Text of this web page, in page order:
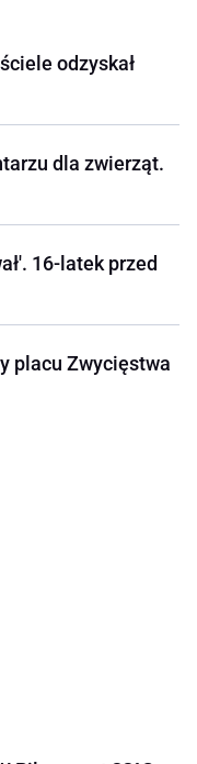
odzyskał
dla zwierząt.
16-latek przed
placu Zwycięstwa